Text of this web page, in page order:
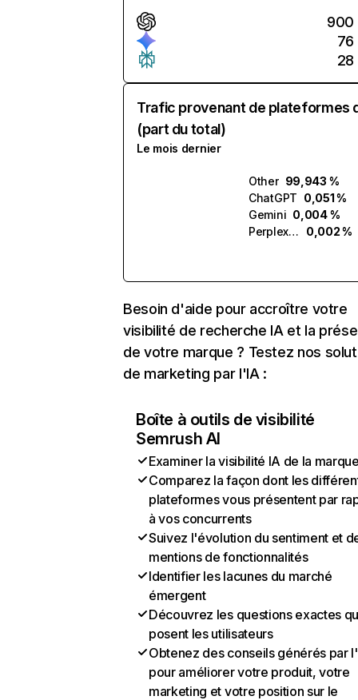
900
76
28
Trafic provenant de plateformes
(part du total)
Le mois dernier
Other 99,943 %
ChatGPT 0,051 %
Gemini 0,004 %
Perplexity
0,002 %
Besoin d'aide pour accroître votre
visibilité de recherche IA et la
de votre marque ? Testez nos
de marketing par l'IA :
Boîte à outils de visibilité
Semrush AI
Examiner la visibilité IA de la
Comparez la façon dont les
plateformes vous présentent par
à vos concurrents
Suivez l'évolution du sentiment et
mentions de fonctionnalités
Identifier les lacunes du marché
émergent
Découvrez les questions exactes
posent les utilisateurs
Obtenez des conseils générés par
pour améliorer votre produit, votre
marketing et votre position sur le